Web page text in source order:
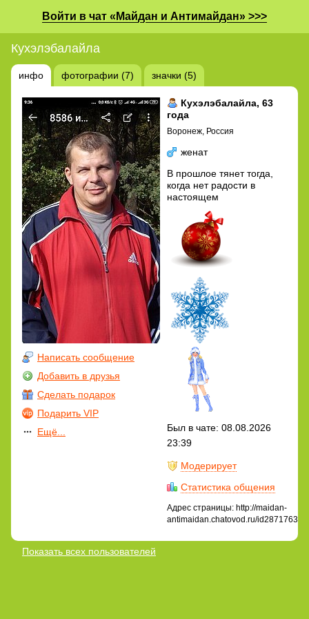
Войти в чат «Майдан и Антимайдан» >>>
Кухэлэбалайла
инфо фотографии (7) значки (5)
Написать сообщение
Добавить в друзья
Сделать подарок
Подарить VIP
Ещё...
Кухэлэбалайла, 63
года
Воронеж, Россия
женат
В прошлое тянет тогда,
когда нет радости в
настоящем
Был в чате: 08.08.2026
23:39
Модерирует
Статистика общения
Адрес страницы: http://maidan-
antimaidan.chatovod.ru/id2871763
Показать всех пользователей